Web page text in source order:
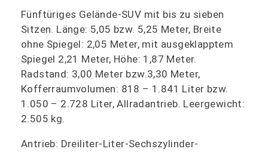
Fünftüriges Gelände-SUV mit bis zu sieben
Sitzen. Länge: 5,05 bzw. 5,25 Meter, Breite
ohne Spiegel: 2,05 Meter, mit ausgeklapptem
Spiegel 2,21 Meter, Höhe: 1,87 Meter.
Radstand: 3,00 Meter bzw.3,30 Meter,
Kofferraumvolumen: 818 – 1.841 Liter bzw.
1.050 – 2.728 Liter, Allradantrieb. Leergewicht:
2.505 kg.
Antrieb: Dreiliter-Liter-Sechszylinder-